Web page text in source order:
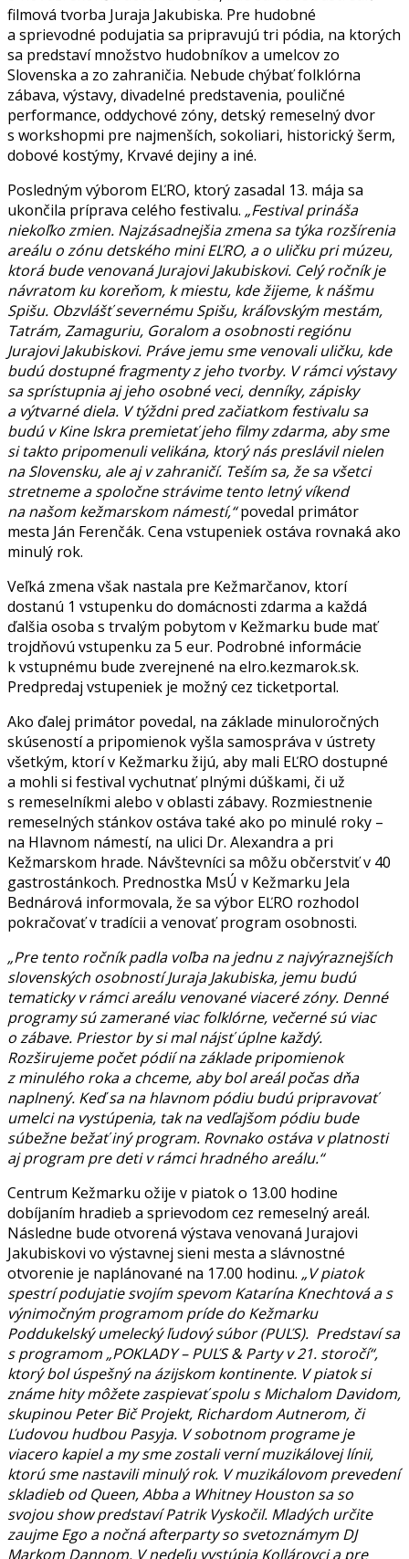
filmová tvorba Juraja Jakubiska. Pre hudobné
a sprievodné podujatia sa pripravujú tri pódia, na ktorých
sa predstaví množstvo hudobníkov a umelcov zo
Slovenska a zo zahraničia. Nebude chýbať folklórna
zábava, výstavy, divadelné predstavenia, pouličné
performance, oddychové zóny, detský remeselný dvor
s workshopmi pre najmenších, sokoliari, historický šerm,
dobové kostýmy, Krvavé dejiny a iné.
Posledným výborom EĽRO, ktorý zasadal 13. mája sa
ukončila príprava celého festivalu. „Festival prináša
niekoľko zmien. Najzásadnejšia zmena sa týka rozšírenia
areálu o zónu detského mini EĽRO, a o uličku pri múzeu,
ktorá bude venovaná Jurajovi Jakubiskovi. Celý ročník je
návratom ku koreňom, k miestu, kde žijeme, k nášmu
Spišu. Obzvlášť severnému Spišu, kráľovským mestám,
Tatrám, Zamaguriu, Goralom a osobnosti regiónu
Jurajovi Jakubiskovi. Práve jemu sme venovali uličku, kde
budú dostupné fragmenty z jeho tvorby. V rámci výstavy
sa sprístupnia aj jeho osobné veci, denníky, zápisky
a výtvarné diela. V týždni pred začiatkom festivalu sa
budú v Kine Iskra premietať jeho filmy zdarma, aby sme
si takto pripomenuli velikána, ktorý nás preslávil nielen
na Slovensku, ale aj v zahraničí. Teším sa, že sa všetci
stretneme a spoločne strávime tento letný víkend
na našom kežmarskom námestí,“povedal primátor
mesta Ján Ferenčák. Cena vstupeniek ostáva rovnaká ako
minulý rok.
Veľká zmena však nastala pre Kežmarčanov, ktorí
dostanú 1 vstupenku do domácnosti zdarma a každá
ďalšia osoba s trvalým pobytom v Kežmarku bude mať
trojdňovú vstupenku za 5 eur. Podrobné informácie
k vstupnému bude zverejnené na elro.kezmarok.sk.
Predpredaj vstupeniek je možný cez ticketportal.
Ako ďalej primátor povedal, na základe minuloročných
skúseností a pripomienok vyšla samospráva v ústrety
všetkým, ktorí v Kežmarku žijú, aby mali EĽRO dostupné
a mohli si festival vychutnať plnými dúškami, či už
s remeselníkmi alebo v oblasti zábavy. Rozmiestnenie
remeselných stánkov ostáva také ako po minulé roky –
na Hlavnom námestí, na ulici Dr. Alexandra a pri
Kežmarskom hrade. Návštevníci sa môžu občerstviť v 40
gastrostánkoch. Prednostka MsÚ v Kežmarku Jela
Bednárová informovala, že sa výbor EĽRO rozhodol
pokračovať v tradícii a venovať program osobnosti.
„Pre tento ročník padla voľba na jednu z najvýraznejších
slovenských osobností Juraja Jakubiska, jemu budú
tematicky v rámci areálu venované viaceré zóny. Denné
programy sú zamerané viac folklórne, večerné sú viac
o zábave. Priestor by si mal nájsť úplne každý.
Rozširujeme počet pódií na základe pripomienok
z minulého roka a chceme, aby bol areál počas dňa
naplnený. Keď sa na hlavnom pódiu budú pripravovať
umelci na vystúpenia, tak na vedľajšom pódiu bude
súbežne bežať iný program. Rovnako ostáva v platnosti
aj program pre deti v rámci hradného areálu.“
Centrum Kežmarku ožije v piatok o 13.00 hodine
dobíjaním hradieb a sprievodom cez remeselný areál.
Následne bude otvorená výstava venovaná Jurajovi
Jakubiskovi vo výstavnej sieni mesta a slávnostné
otvorenie je naplánované na 17.00 hodinu. „V piatok
spestrí podujatie svojím spevom Katarína Knechtová a s
výnimočným programom príde do Kežmarku
Poddukelský umelecký ľudový súbor (PUĽS). Predstaví sa
s programom „POKLADY – PUĽS & Party v 21. storočí“,
ktorý bol úspešný na ázijskom kontinente. V piatok si
známe hity môžete zaspievať spolu s Michalom Davidom,
skupinou Peter Bič Projekt, Richardom Autnerom, či
Ľudovou hudbou Pasyja. V sobotnom programe je
viacero kapiel a my sme zostali verní muzikálovej línii,
ktorú sme nastavili minulý rok. V muzikálovom prevedení
skladieb od Queen, Abba a Whitney Houston sa so
svojou show predstaví Patrik Vyskočil. Mladých určite
zaujme Ego a nočná afterparty so svetoznámym DJ
Markom Dannom. V nedeľu vystúpia Kollárovci a pre